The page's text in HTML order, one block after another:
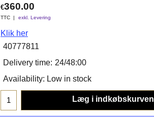
€360.00
TTC exkl. Levering
Klik her
40777811
Delivery time: 24/48:00
Availability: Low in stock
Læg i indkøbskurven